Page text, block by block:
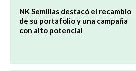
NK Semillas destacó el recambio
de su portafolio y una campaña
con alto potencial